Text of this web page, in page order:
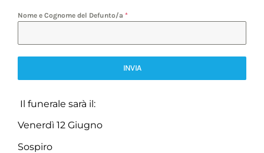
Nome e Cognome del Defunto/a *
INVIA
Il funerale sarà il:
Venerdì 12 Giugno
Sospiro